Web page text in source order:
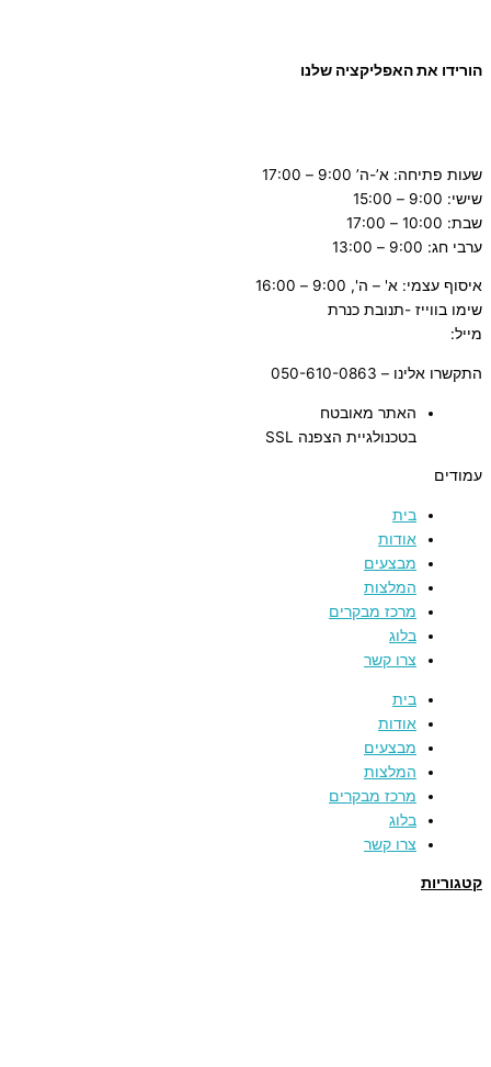
הורידו את האפליקציה שלנו
שעות פתיחה: א’-ה’ 9:00 – 17:00
שישי: 9:00 – 15:00
שבת: 10:00 – 17:00
ערבי חג: 9:00 – 13:00
איסוף עצמי: א' – ה', 9:00 – 16:00
שימו בווייז -תנובת כנרת
מייל:
התקשרו אלינו – 050-610-0863
האתר מאובטח
בטכנולגיית הצפנה SSL
עמודים
בית
אודות
מבצעים
המלצות
מרכז מבקרים
בלוג
צרו קשר
בית
אודות
מבצעים
המלצות
מרכז מבקרים
בלוג
צרו קשר
קטגוריות